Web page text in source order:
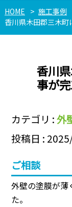
HOME 施工事例
香川県木田郡三木町
香川
事が
カテゴリ :外
投稿日 :
ご相談
外壁の塗膜が薄
た。